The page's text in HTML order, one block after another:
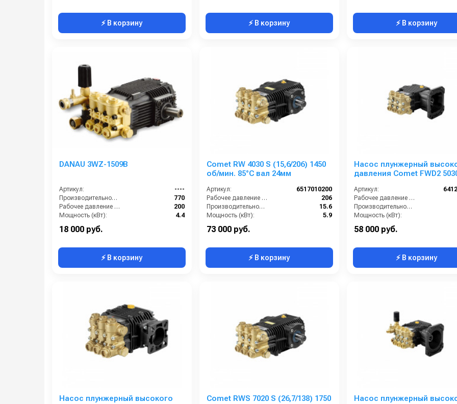
⚡ В корзину ⚡ В корзину ⚡ В корзину
DANAU 3WZ-1509B
Артикул:
----
Производительность (л/ч):
770
Рабочее давление (бар):
200
Мощность (кВт):
4.4
18 000 руб.
⚡ В корзину
Comet RW 4030 S (15,6/206) 1450
об/мин. 85°C вал 24мм
Артикул:
6517010200
Рабочее давление (бар):
206
Производительность (л/мин):
15.6
Мощность (кВт):
5.9
73 000 руб.
⚡ В корзину
Насос плунжерный
давления Comet FWD2
Артикул:
Рабочее давление (бар):
Производительность (л/мин):
Мощность (кВт):
58 000 руб.
⚡ В корзину
Насос плунжерный высокого
Comet RWS 7020 S (26,7/138) 1750
Насос плунжерный